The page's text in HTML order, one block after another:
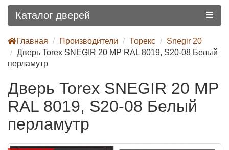
Каталог дверей
Главная Производители Торекс
Snegir 20
Дверь Torex SNEGIR 20 MP RAL 8019, S20-08 Белый
перламутр
Дверь Torex SNEGIR 20 MP
RAL 8019, S20-08 Белый
перламутр